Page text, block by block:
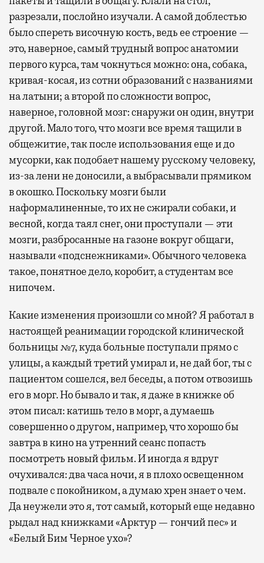
разрезали, послойно изучали. А самой доблестью
было спереть височную кость, ведь ее строение —
это, наверное, самый трудный вопрос анатомии
первого курса, там чокнуться можно: она, собака,
кривая-косая, из сотни образований с названиями
на латыни; а второй по сложности вопрос,
наверное, головной мозг: снаружи он один, внутри
другой. Мало того, что мозги все время тащили в
общежитие, так после использования еще и до
мусорки, как подобает нашему русскому человеку,
из-за лени не доносили, а выбрасывали прямиком
в окошко. Поскольку мозги были
наформалиненные, то их не сжирали собаки, и
весной, когда таял снег, они проступали — эти
мозги, разбросанные на газоне вокруг общаги,
называли «подснежниками». Обычного человека
такое, понятное дело, коробит, а студентам все
нипочем.
Какие изменения произошли со мной? Я работал в
настоящей реанимации городской клинической
больницы №7, куда больные поступали прямо с
улицы, а каждый третий умирал и, не дай бог, ты с
пациентом сошелся, вел беседы, а потом отвозишь
его в морг. Но бывало и так, я даже в книжке об
этом писал: катишь тело в морг, а думаешь
совершенно о другом, например, что хорошо бы
завтра в кино на утренний сеанс попасть
посмотреть новый фильм. И иногда я вдруг
очухивался: два часа ночи, я в плохо освещенном
подвале с покойником, а думаю хрен знает о чем.
Да неужели это я, тот самый, который еще недавно
рыдал над книжками «Арктур — гончий пес» и
«Белый Бим Черное ухо»?